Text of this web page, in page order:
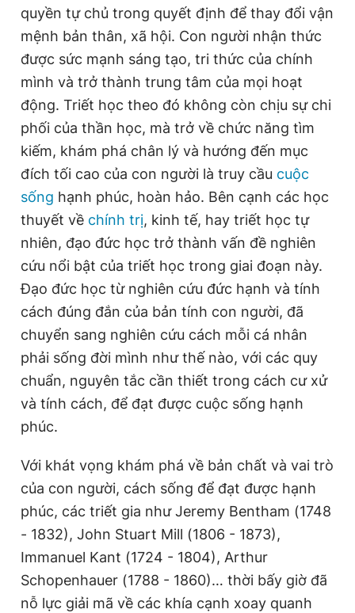
quyền tự chủ trong quyết định để thay đổi vận
mệnh bản thân, xã hội. Con người nhận thức
được sức mạnh sáng tạo, tri thức của chính
mình và trở thành trung tâm của mọi hoạt
động. Triết học theo đó không còn chịu sự chi
phối của thần học, mà trở về chức năng tìm
kiếm, khám phá chân lý và hướng đến mục
đích tối cao của con người là truy cầu cuộc
sống hạnh phúc, hoàn hảo. Bên cạnh các học
thuyết về chính trị, kinh tế, hay triết học tự
nhiên, đạo đức học trở thành vấn đề nghiên
cứu nổi bật của triết học trong giai đoạn này.
Đạo đức học từ nghiên cứu đức hạnh và tính
cách đúng đắn của bản tính con người, đã
chuyển sang nghiên cứu cách mỗi cá nhân
phải sống đời mình như thế nào, với các quy
chuẩn, nguyên tắc cần thiết trong cách cư xử
và tính cách, để đạt được cuộc sống hạnh
phúc.
Với khát vọng khám phá về bản chất và vai trò
của con người, cách sống để đạt được hạnh
phúc, các triết gia như Jeremy Bentham (1748
- 1832), John Stuart Mill (1806 - 1873),
Immanuel Kant (1724 - 1804), Arthur
Schopenhauer (1788 - 1860)… thời bấy giờ đã
nỗ lực giải mã về các khía cạnh xoay quanh